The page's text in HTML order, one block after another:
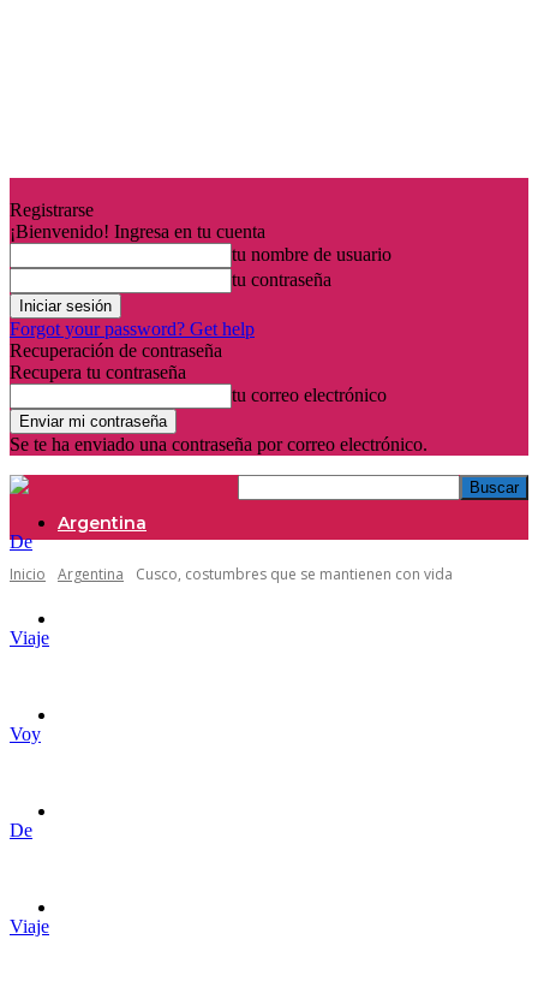
Registrarse
¡Bienvenido! Ingresa en tu cuenta
tu nombre de usuario
tu contraseña
Forgot your password? Get help
Recuperación de contraseña
Recupera tu contraseña
tu correo electrónico
Se te ha enviado una contraseña por correo electrónico.
De
Viaje
Argentina
Inicio Argentina Cusco, costumbres que se mantienen con vida